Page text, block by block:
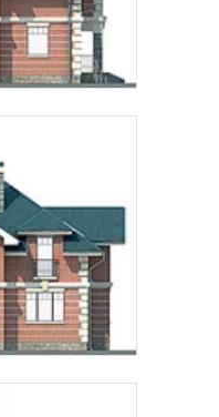
данных
сполитикой
.